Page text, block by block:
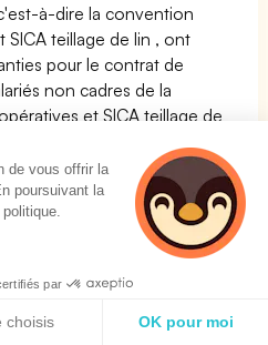
à-dire la convention
teillage de lin , ont
pour le contrat de
non cadres de la
et SICA teillage de
contrat de mutuelle santé
de garanties définis par
de lin : Mutuelle
à-dire la convention
teillage de lin , ont
de vous offrir la
poursuivant la
par
choisis OK pour moi